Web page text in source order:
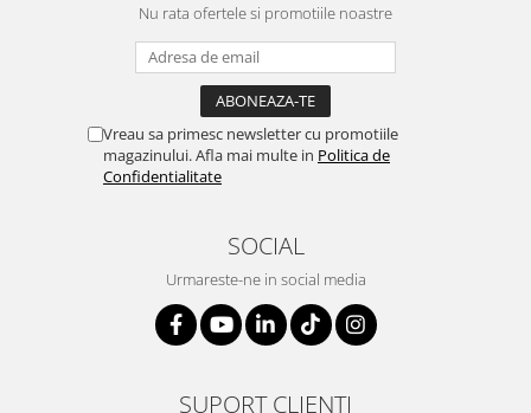
Nu rata ofertele si promotiile noastre
Vreau sa primesc newsletter cu promotiile
magazinului. Afla mai multe in Politica de
Confidentialitate
SOCIAL
Urmareste-ne in social media
SUPORT CLIENTI